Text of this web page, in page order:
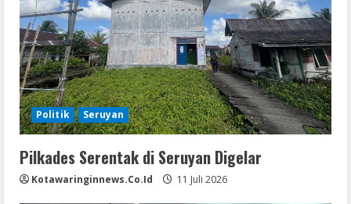
Politik Seruyan
Pilkades Serentak di Seruyan Digelar
Kotawaringinnews.co.id 11 Juli 2026